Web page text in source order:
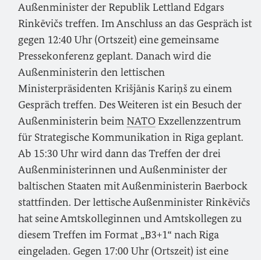
Außenminister der Republik Lettland Edgars
Rinkēvičs treffen. Im Anschluss an das Gespräch ist
gegen 12:40 Uhr (Ortszeit) eine gemeinsame
Pressekonferenz geplant. Danach wird die
Außenministerin den lettischen
Ministerpräsidenten Krišjānis Kariņš zu einem
Gespräch treffen. Des Weiteren ist ein Besuch der
Außenministerin beim NATO Exzellenzzentrum
für Strategische Kommunikation in Riga geplant.
Ab 15:30 Uhr wird dann das Treffen der drei
Außenministerinnen und Außenminister der
baltischen Staaten mit Außenministerin Baerbock
stattfinden. Der lettische Außenminister Rinkēvičs
hat seine Amtskolleginnen und Amtskollegen zu
diesem Treffen im Format „B3+1“ nach Riga
eingeladen. Gegen 17:00 Uhr (Ortszeit) ist eine